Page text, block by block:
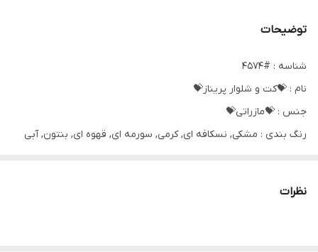
توضیحات
شناسه : #4574
نام : 💝کت و شلوار پریناز💝
جنس : 💝مازراتی💝
رنگ بندی : مشکی, نسکافه ای, کرمی, سورمه ای, قهوه ای, بنتون, آبی
نظرات